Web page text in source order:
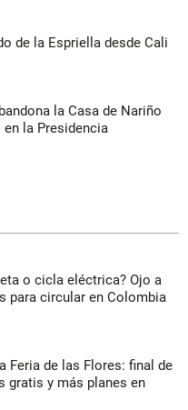
de la Espriella desde Cali
la Casa de Nariño
la Presidencia
o cicla eléctrica? Ojo a
para circular en Colombia
Feria de las Flores: final de
gratis y más planes en